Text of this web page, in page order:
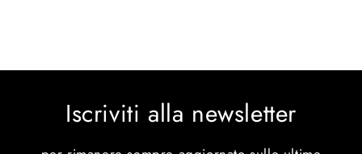
Iscriviti alla newsletter